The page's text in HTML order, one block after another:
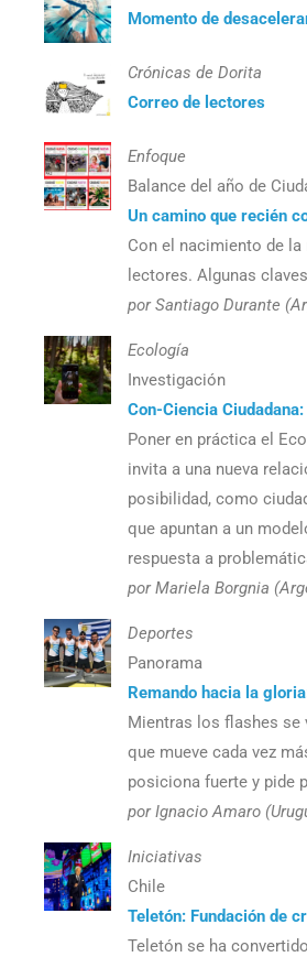
Momento de
Crónicas de Dorita
Correo de lectores
Enfoque
Balance del año de
Un camino que recién
Con el nacimiento de
lectores. Algunas
por Santiago Durante
Ecología
Investigación
Con-Ciencia
Poner en práctica el
invita a una nueva
posibilidad, como
que apuntan a un
respuesta a
por Mariela Borgnia
Deportes
Panorama
Remando hacia la
Mientras los flashes se
que mueve cada vez
posiciona fuerte y pide
por Ignacio Amaro
Iniciativas
Chile
Teletón: Fundación de
Teletón se ha